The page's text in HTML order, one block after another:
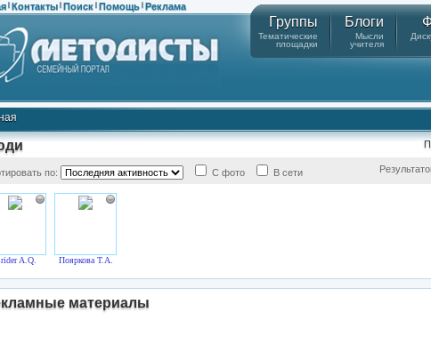
| Контакты | Поиск | Помощь | Реклама
Группы
Тематические
площадки
Блоги
Мысли
учителя
по: С фото В сети
A.Q. Пояркова Т.А.
материалы